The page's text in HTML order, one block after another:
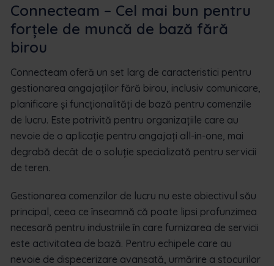
Connecteam – Cel mai bun pentru
forțele de muncă de bază fără
birou
Connecteam oferă un set larg de caracteristici pentru
gestionarea angajaților fără birou, inclusiv comunicare,
planificare și funcționalități de bază pentru comenzile
de lucru. Este potrivită pentru organizațiile care au
nevoie de o aplicație pentru angajați all-in-one, mai
degrabă decât de o soluție specializată pentru servicii
de teren.
Gestionarea comenzilor de lucru nu este obiectivul său
principal, ceea ce înseamnă că poate lipsi profunzimea
necesară pentru industriile în care furnizarea de servicii
este activitatea de bază. Pentru echipele care au
nevoie de dispecerizare avansată, urmărire a stocurilor